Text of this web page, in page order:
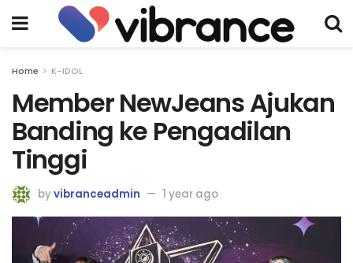
Home K-IDOL
Member NewJeans Ajukan
Banding ke Pengadilan
Tinggi
byvibranceadmin 1 year ago